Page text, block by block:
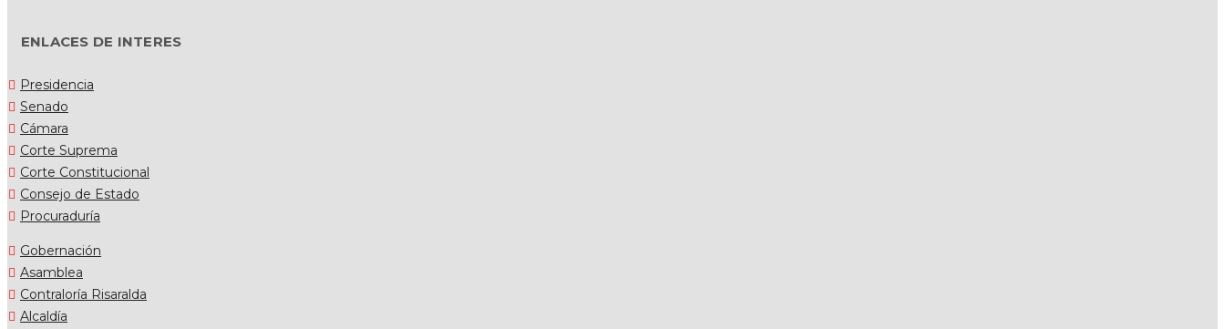
ENLACES DE INTERES
Presidencia
Senado
Cámara
Corte Suprema
Corte Constitucional
Consejo de Estado
Procuraduría
Gobernación
Asamblea
Contraloría Risaralda
Alcaldía